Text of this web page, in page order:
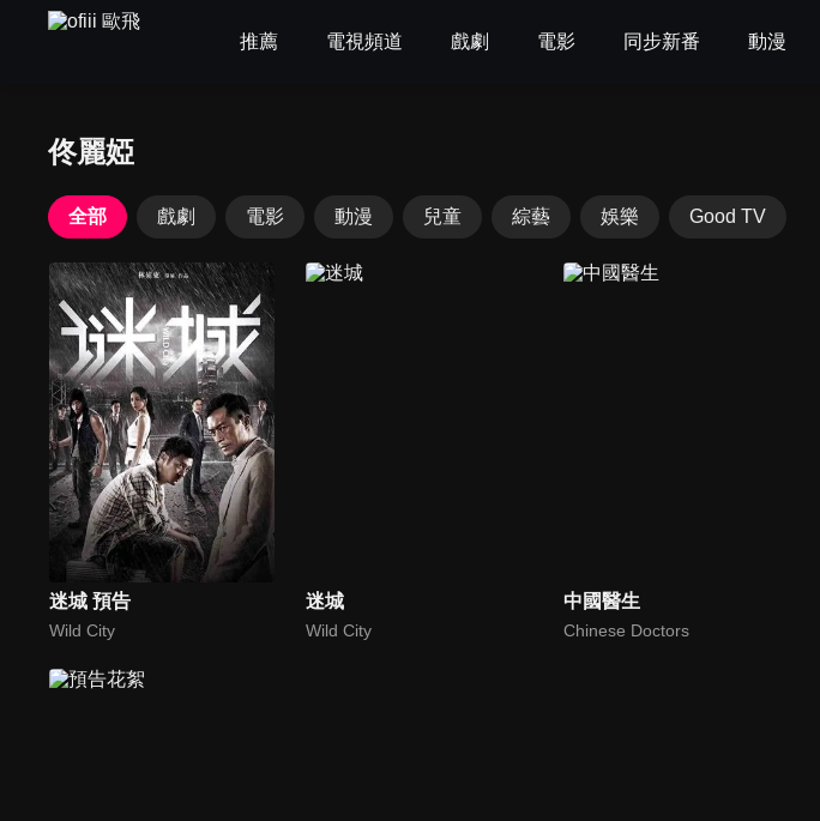
推薦 電視頻道 戲劇 電影 同步新番 動漫
佟麗婭
全部 戲劇 電影 動漫 兒童 綜藝 娛樂 Good TV
迷城 預告
Wild City
迷城
Wild City
中國醫生
Chinese Doctors